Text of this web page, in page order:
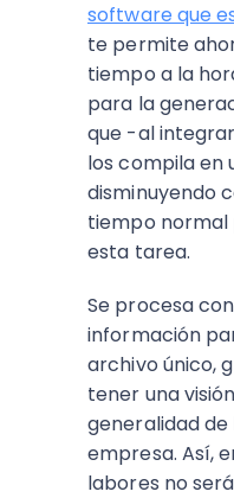
software que
te permite
tiempo a la
para la
que -al
los compila en
disminuyendo
tiempo
esta tarea.
Se procesa
información
archivo único,
tener una
generalidad de
empresa. Así,
labores no